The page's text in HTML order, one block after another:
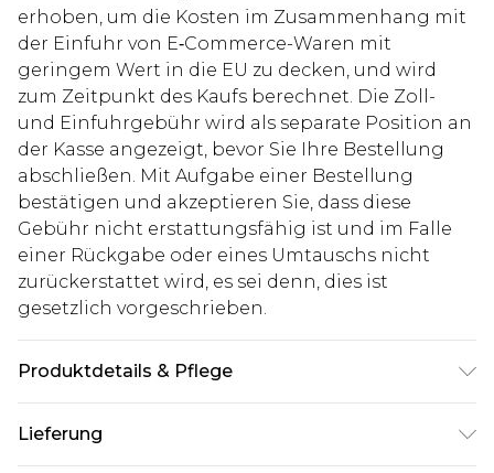
erhoben, um die Kosten im Zusammenhang mit
der Einfuhr von E‑Commerce-Waren mit
geringem Wert in die EU zu decken, und wird
zum Zeitpunkt des Kaufs berechnet. Die Zoll-
und Einfuhrgebühr wird als separate Position an
der Kasse angezeigt, bevor Sie Ihre Bestellung
abschließen. Mit Aufgabe einer Bestellung
bestätigen und akzeptieren Sie, dass diese
Gebühr nicht erstattungsfähig ist und im Falle
einer Rückgabe oder eines Umtauschs nicht
zurückerstattet wird, es sei denn, dies ist
gesetzlich vorgeschrieben.
Produktdetails & Pflege
Elastan, Nur chemische Reinigung, Model trägt
Lieferung